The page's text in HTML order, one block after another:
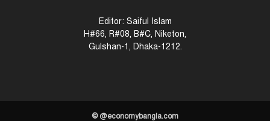
Editor: Saiful Islam
H#66, R#08, B#C, Niketon,
Gulshan-1, Dhaka-1212.
© @economybangla.com